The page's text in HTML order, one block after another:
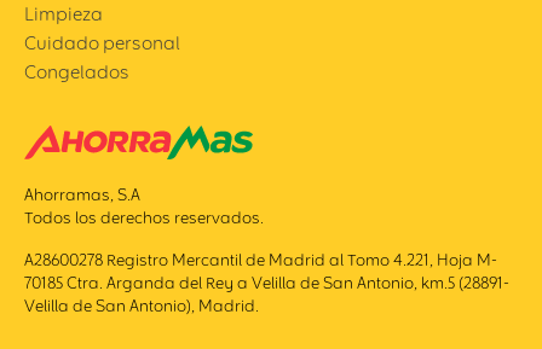
Limpieza
Cuidado personal
Congelados
Ahorramas, S.A
Todos los derechos reservados.
A28600278 Registro Mercantil de Madrid al Tomo 4.221, Hoja M-
70185 Ctra. Arganda del Rey a Velilla de San Antonio, km.5 (28891-
Velilla de San Antonio), Madrid.